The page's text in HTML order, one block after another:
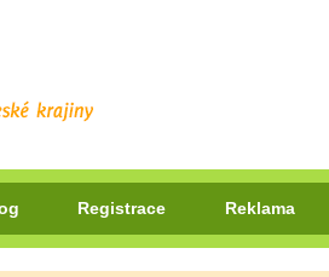
Registrace Reklama